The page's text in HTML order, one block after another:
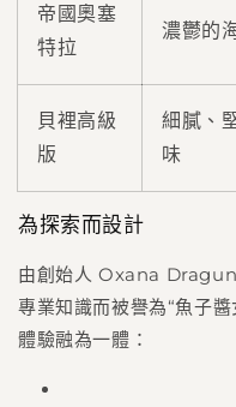
帝國奧塞
特拉
濃鬱的
貝裡高級
版
細膩、
味
為探索而設計
由創始人 Oxana
專業知識而被譽為“魚子醬
體驗融為一體：